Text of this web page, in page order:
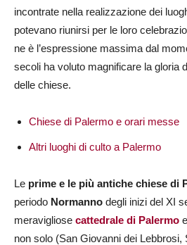
incontrate nella realizzazione dei
potevano riunirsi per le loro
ne è l’espressione massima dal
secoli ha voluto magnificare la gloria
delle chiese.
Chiese di Palermo e orari messe
Altri luoghi di culto a Palermo
Le prime e le più antiche chiese di
periodo Normanno degli inizi del XI
meravigliose cattedrale di Palermo
non solo (San Giovanni dei Lebbrosi,